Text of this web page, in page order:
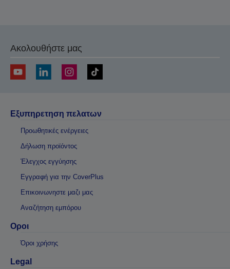
Ακολουθήστε μας
Εξυπηρετηση πελατων
Προωθητικές ενέργειες
Δήλωση προϊόντος
Έλεγχος εγγύησης
Εγγραφή για την CoverPlus
Επικοινωνηστε μαζι μας
Αναζήτηση εμπόρου
Οροι
Όροι χρήσης
Legal